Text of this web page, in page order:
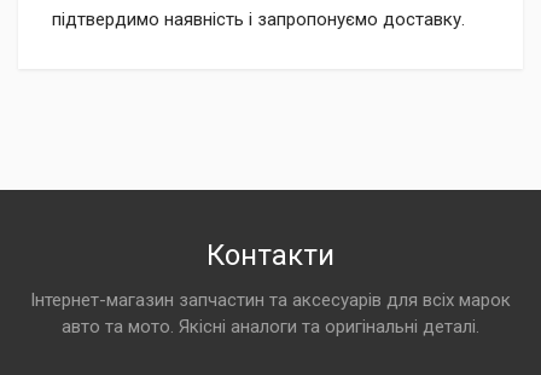
підтвердимо наявність і запропонуємо доставку.
Контакти
Інтернет-магазин запчастин та аксесуарів для всіх марок
авто та мото. Якісні аналоги та оригінальні деталі.